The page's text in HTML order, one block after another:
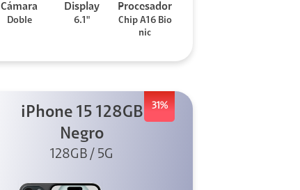
Cámara
Doble
Display
6.1"
Procesador
Chip A16 Bio
nic
31%
iPhone 15 128GB
Negro
128GB / 5G